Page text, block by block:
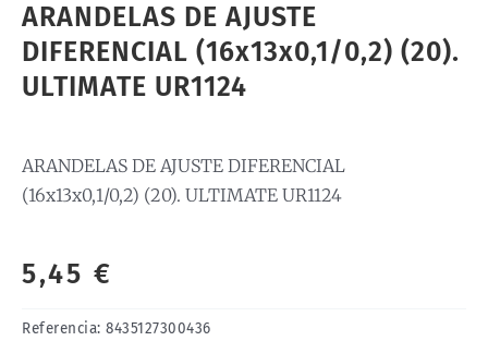
ARANDELAS DE AJUSTE
DIFERENCIAL (16x13x0,1/0,2) (20).
ULTIMATE UR1124
ARANDELAS DE AJUSTE DIFERENCIAL
(16x13x0,1/0,2) (20). ULTIMATE UR1124
5,45 €
Referencia: 8435127300436